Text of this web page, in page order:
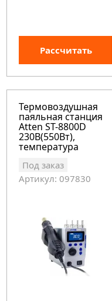
Рассчитать
Термовоздушная
паяльная станция
Atten ST-8800D
230В(550Вт),
температура
+100С+500С
Под заказ
Артикул: 097830